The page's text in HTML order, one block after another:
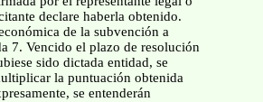
declare haberla obtenido.
de la subvención a
7. Vencido el plazo de resolución
sido dictada entidad, se
la puntuación obtenida
se entenderán